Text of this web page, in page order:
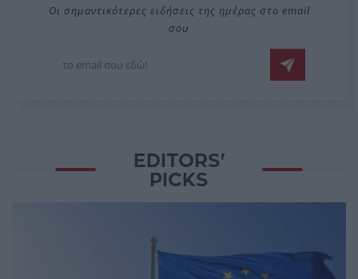
Οι σημαντικότερες ειδήσεις της ημέρας στο email
σου
EDITORS'
PICKS